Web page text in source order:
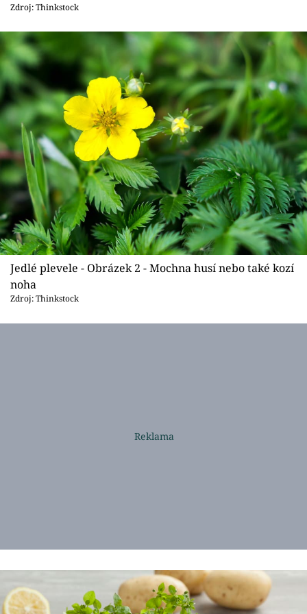
Přihlášení
Sledujte nás
Zdroj: Thinkstock
Jedlé plevele - Obrázek 2 - Mochna husí nebo také kozí
noha
Zdroj: Thinkstock